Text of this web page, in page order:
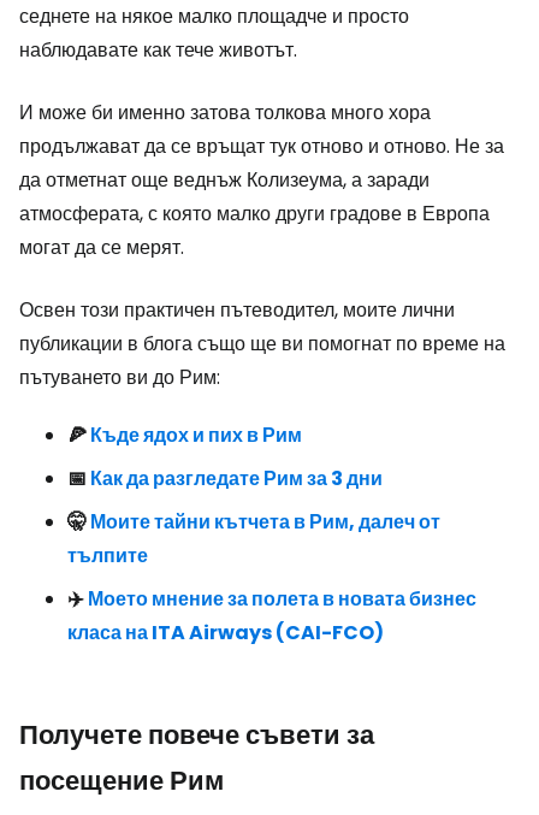
седнете на някое малко площадче и просто
наблюдавате как тече животът.
И може би именно затова толкова много хора
продължават да се връщат тук отново и отново. Не за
да отметнат още веднъж Колизеума, а заради
атмосферата, с която малко други градове в Европа
могат да се мерят.
Освен този практичен пътеводител, моите лични
публикации в блога също ще ви помогнат по време на
пътуването ви до Рим:
🍕Къде ядох и пих в Рим
📅 Как да разгледате Рим за 3 дни
🤫Моите тайни кътчета в Рим, далеч от
тълпите
✈️Моето мнение за полета в новата бизнес
класа на ITA Airways (CAI-FCO)
Получете повече съвети за
посещение Рим